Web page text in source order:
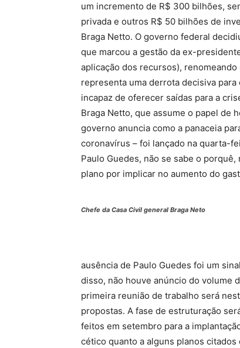
um incremento de R$ 300 bilhões,
privada e outros R$ 50 bilhões de
Braga Netto. O governo federal
que marcou a gestão da ex-
aplicação dos recursos), renomeando
representa uma derrota decisiva
incapaz de oferecer saídas para a
Braga Netto, que assume o papel de
governo anuncia como a panaceia
coronavírus – foi lançado na quarta-
Paulo Guedes, não se sabe o
plano por implicar no aumento do
Chefe da Casa Civil general Braga Neto
ausência de Paulo Guedes foi um
disso, não houve anúncio do volume
primeira reunião de trabalho será
propostas. A fase de estruturação
feitos em setembro para a
cético quanto a alguns planos